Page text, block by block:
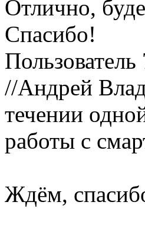
Отлично,
Спасибо!
//Андрей
течении
работы с
Ждём,